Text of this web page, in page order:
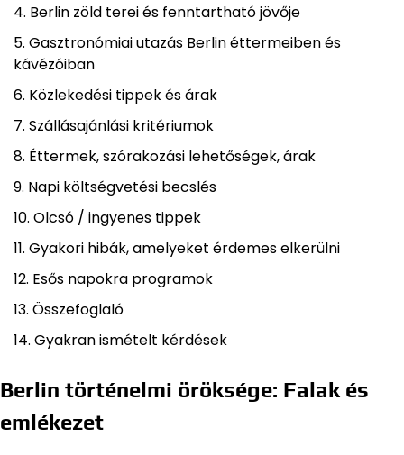
Berlin zöld terei és fenntartható jövője
Gasztronómiai utazás Berlin éttermeiben és
kávézóiban
Közlekedési tippek és árak
Szállásajánlási kritériumok
Éttermek, szórakozási lehetőségek, árak
Napi költségvetési becslés
Olcsó / ingyenes tippek
Gyakori hibák, amelyeket érdemes elkerülni
Esős napokra programok
Összefoglaló
Gyakran ismételt kérdések
Berlin történelmi öröksége: Falak és
emlékezet